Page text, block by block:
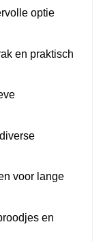
optie
en praktisch
voor lange
en